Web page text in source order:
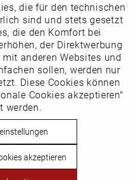
Instagram
ich zur Kenntnis
Aktiv
Inaktiv
Inaktiv
Inaktiv
die für den technischen
sind und stets gesetzt
die den Komfort bei
der Direktwerbung
anderen Websites und
sollen, werden nur
Diese Cookies können
Cookies akzeptieren"
werden.
akzeptieren